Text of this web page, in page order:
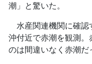
潮」と驚いた。
水産関連機関に確認
沖付近で赤潮を観測
のは間違いなく赤潮だ